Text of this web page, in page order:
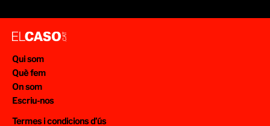
Qui som
Què fem
On som
Escriu-nos
Termes i condicions d’ús